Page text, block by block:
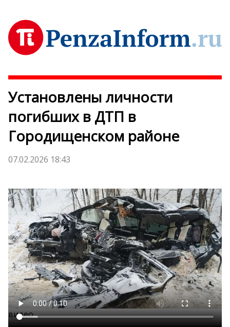
Установлены личности
погибших в ДТП в
Городищенском районе
07.02.2026 18:43
Этот браузер не поддерживает проигрывание
видео